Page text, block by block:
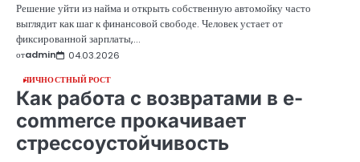
Решение уйти из найма и открыть собственную автомойку часто
выглядит как шаг к финансовой свободе. Человек устает от
фиксированной зарплаты,…
отadmin 04.03.2026
ЛИЧНОСТНЫЙ РОСТ
Как работа с возвратами в e-
commerce прокачивает
стрессоустойчивость